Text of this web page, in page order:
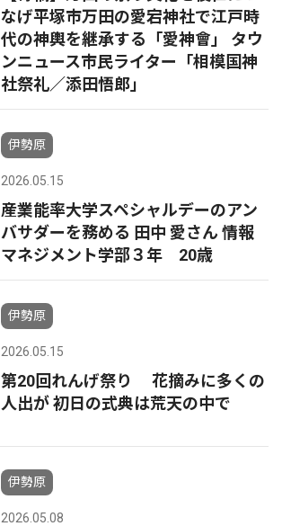
なげ平塚市万田の愛宕神社で江戸時
代の神輿を継承する「愛神會」 タウ
ンニュース市民ライター「相模国神
社祭礼／添田悟郎」
伊勢原
2026.05.15
産業能率大学スペシャルデーのアン
バサダーを務める 田中 愛さん 情報
マネジメント学部３年 20歳
伊勢原
2026.05.15
第20回れんげ祭り 花摘みに多くの
人出が 初日の式典は荒天の中で
伊勢原
2026.05.08